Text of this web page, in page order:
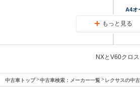
A4オ
もっと見る
NXとV60クロ
中古車トップ 中古車検索：メーカー一覧 レクサスの中